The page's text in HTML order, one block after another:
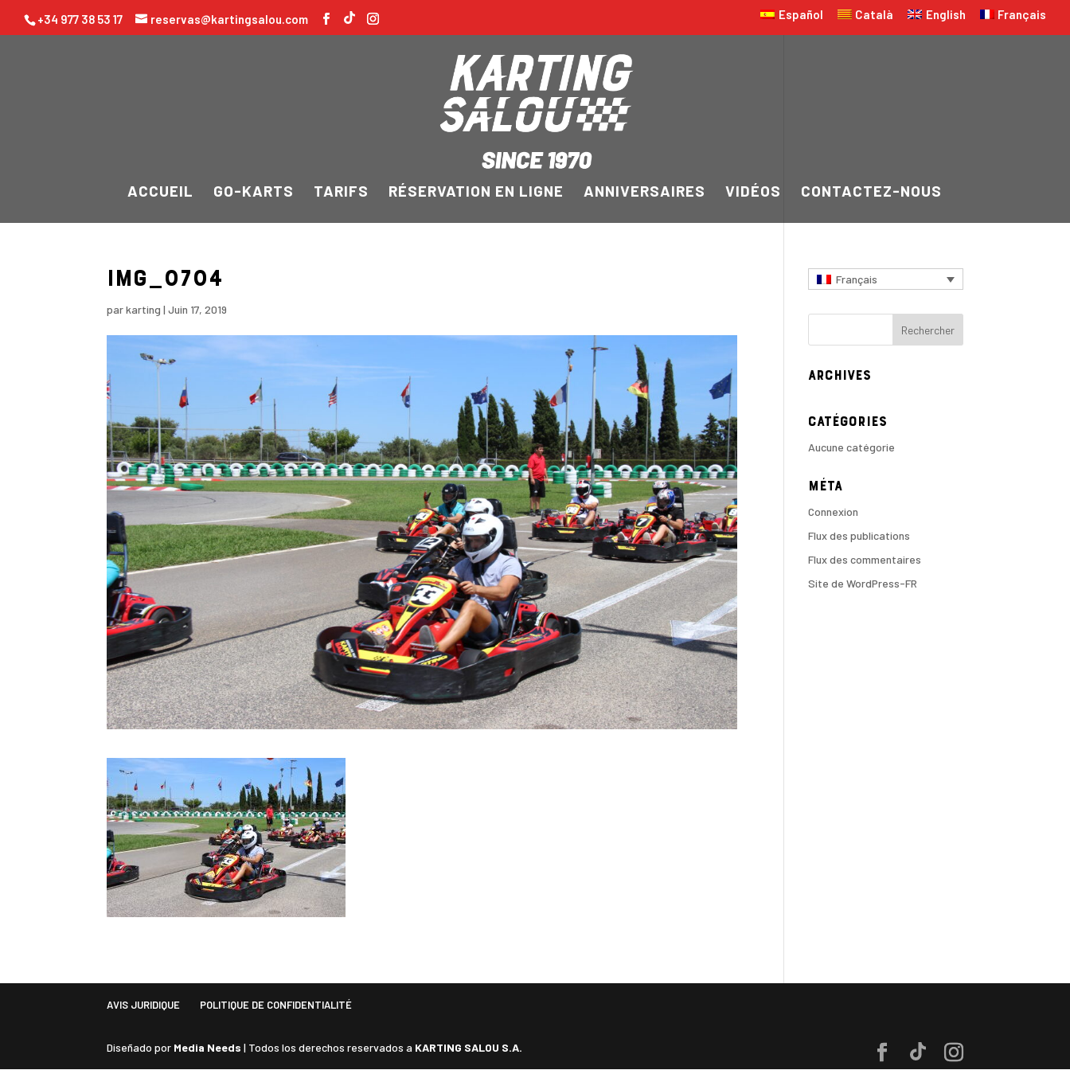
+34 977 38 53 17 reservas@kartingsalou.com Español Català English Français
ACCUEIL GO-KARTS TARIFS RÉSERVATION EN LIGNE ANNIVERSAIRES VIDÉOS CONTACTEZ-NOUS
IMG_0704
parkarting |Juin 17, 2019
Français
Archives
Catégories
Aucune catégorie
Méta
Connexion
Flux des publications
Flux des commentaires
Site de WordPress-FR
AVIS JURIDIQUE POLITIQUE DE CONFIDENTIALITÉ
Diseñado por Media Needs | Todos los derechos reservados a KARTING SALOU S.A.